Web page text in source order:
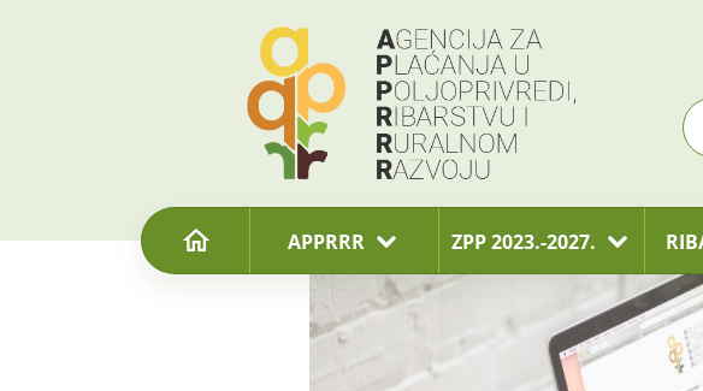
APPRRR ZPP 2023.-2027.